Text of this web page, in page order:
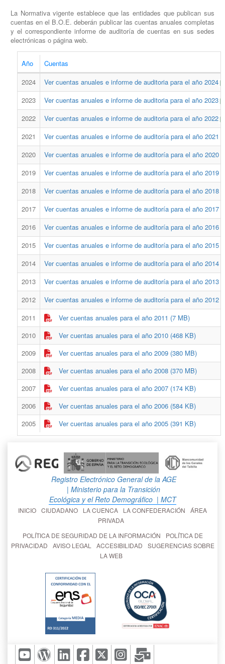
La Normativa vigente establece que las entidades que publican sus
cuentas en el B.O.E. deberán publicar las cuentas anuales completas
y el correspondiente informe de auditoría de cuentas en sus sedes
electrónicas o página web.
Año
Cuentas
2024
Ver cuentas anuales e informe de auditoria para el año 2024
2023
Ver cuentas anuales e informe de auditoria para el año 2023
2022
Ver cuentas anuales e informe de auditoria para el año 2022
2021
Ver cuentas anuales e informe de auditoría para el año 2021
2020
Ver cuentas anuales e informe de auditoría para el año 2020
2019
Ver cuentas anuales e informe de auditoría para el año 2019
2018
Ver cuentas anuales e informe de auditoría para el año 2018
2017
Ver cuentas anuales e informe de auditoría para el año 2017
2016
Ver cuentas anuales e informe de auditoría para el año 2016
2015
Ver cuentas anuales e informe de auditoría para el año 2015
2014
Ver cuentas anuales e informe de auditoría para el año 2014
2013
Ver cuentas anuales e informe de auditoría para el año 2013
2012
Ver cuentas anuales e informe de auditoría para el año 2012
2011
Ver cuentas anuales para el año 2011 (7 MB)
2010
Ver cuentas anuales para el año 2010 (468 KB)
2009
Ver cuentas anuales para el año 2009 (380 MB)
2008
Ver cuentas anuales para el año 2008 (370 MB)
2007
Ver cuentas anuales para el año 2007 (174 KB)
2006
Ver cuentas anuales para el año 2006 (584 KB)
2005
Ver cuentas anuales para el año 2005 (391 KB)
Registro Electrónico General de la AGE
| Ministerio para la Transición
Ecológica y el Reto Demográfico | MCT
INICIO CIUDADANO LA CUENCA LA CONFEDERACIÓN
ÁREA
PRIVADA
POLÍTICA DE SEGURIDAD DE LA INFORMACIÓN
POLÍTICA DE
PRIVACIDAD
AVISO LEGAL ACCESIBILIDAD
SUGERENCIAS SOBRE
LA WEB